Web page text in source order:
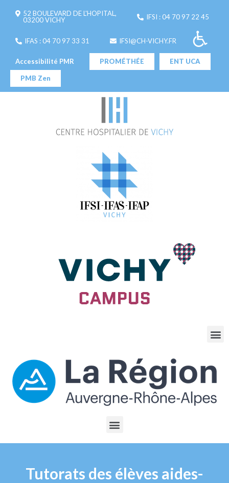
52 BOULEVARD DE L'HOPITAL,
03200 VICHY
IFSI : 04 70 97 22 45
IFAS : 04 70 97 33 31 IFSI@CH-VICHY.FR
Accessibilité PMR PROMÉTHÉE ENT UCA
PMB Zen
Tutorats des élèves aides-